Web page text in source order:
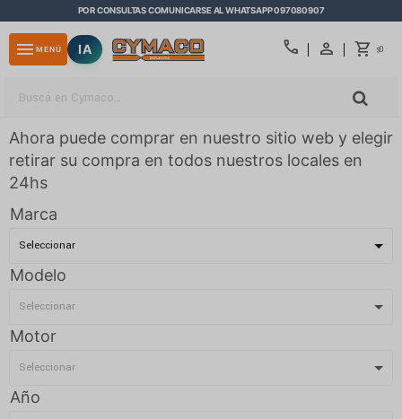
POR CONSULTAS COMUNICARSE AL WHATSAPP 097080907
call $0
menu MENÚ IA
Ahora puede comprar en nuestro sitio web y elegir
retirar su compra en todos nuestros locales en
24hs
Marca
Modelo
Motor
Año
close